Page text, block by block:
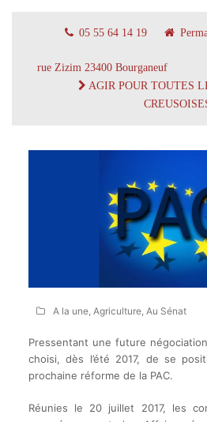
05 55 64 14 19
rue Zizim 23400 Bourganeuf
AGIR POUR TOUTES
A la une, Agriculture, Au Sénat
Pressentant une future
choisi, dès l’été 2017, de se
prochaine réforme de la PAC.
Réunies le 20 juillet 2017, les